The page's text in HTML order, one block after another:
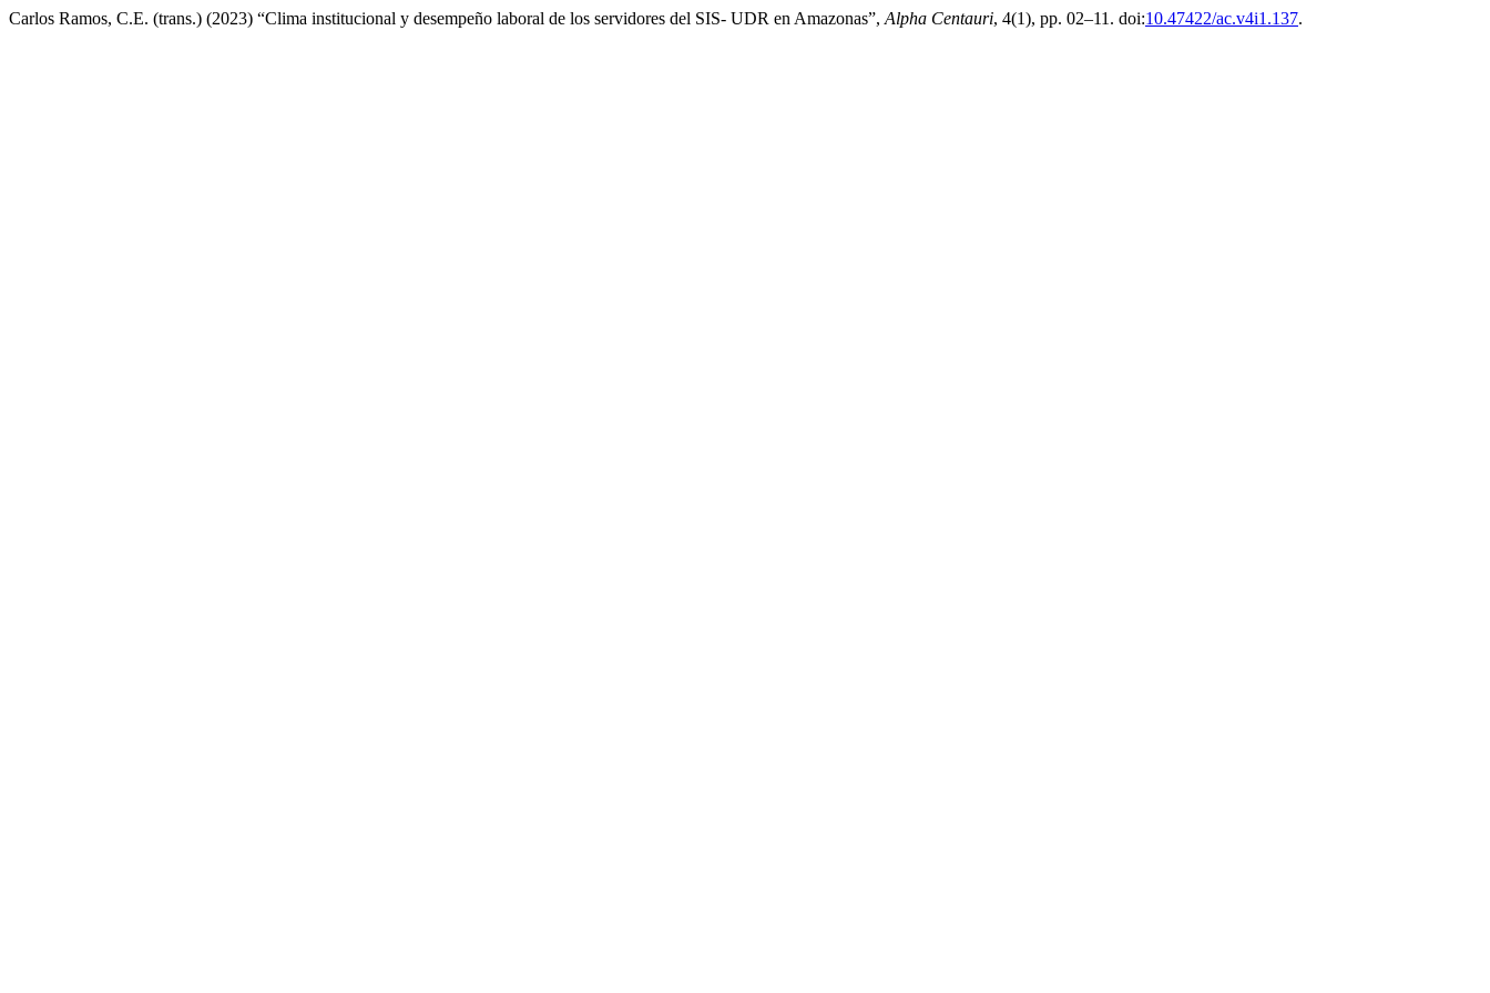
Carlos Ramos, C.E. (trans.) (2023) “Clima institucional y desempeño laboral de los servidores del SIS- UDR en Amazonas”, Alpha Centauri, 4(1), pp. 02–11. doi:10.47422/ac.v4i1.137.